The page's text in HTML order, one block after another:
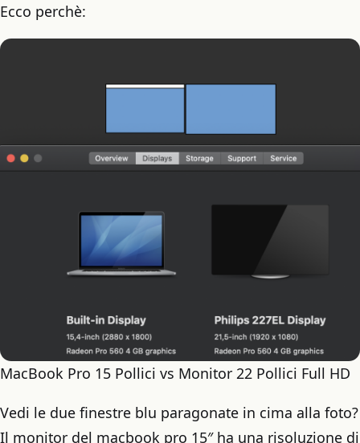
Ecco perchè:
MacBook Pro 15 Pollici vs Monitor 22 Pollici Full HD
Vedi le due finestre blu paragonate in cima alla foto?
Il monitor del macbook pro 15″ ha una risoluzione di